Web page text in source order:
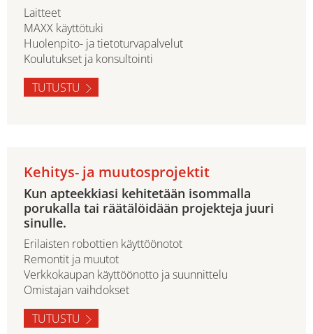
Laitteet
MAXX käyttötuki
Huolenpito- ja tietoturvapalvelut
Koulutukset ja konsultointi
TUTUSTU
Kehitys- ja muutosprojektit
Kun apteekkiasi kehitetään isommalla
porukalla tai räätälöidään projekteja juuri
sinulle.
Erilaisten robottien käyttöönotot
Remontit ja muutot
Verkkokaupan käyttöönotto ja suunnittelu
Omistajan vaihdokset
TUTUSTU